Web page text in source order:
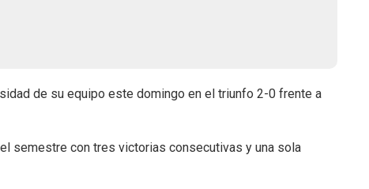
de su equipo este domingo en el triunfo 2-0 frente a
semestre con tres victorias consecutivas y una sola